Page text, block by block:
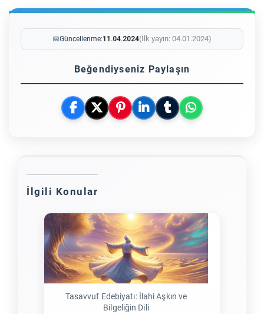
📅Güncellenme:11.04.2024(İlk yayın: 04.01.2024)
Beğendiyseniz Paylaşın
İlgili Konular
Tasavvuf Edebiyatı: İlahi Aşkın ve
Bilgeliğin Dili